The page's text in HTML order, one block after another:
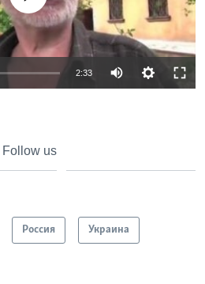
2:33
Follow us
Россия Украина